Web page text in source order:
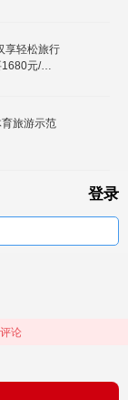
享轻松旅行
1680元/
旅游示范
登录
论